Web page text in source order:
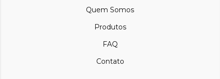
Quem Somos
Produtos
FAQ
Contato